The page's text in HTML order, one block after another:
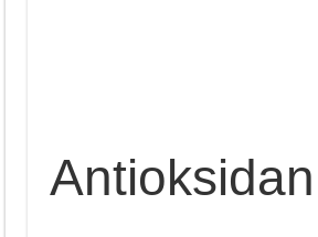
Antioksidan